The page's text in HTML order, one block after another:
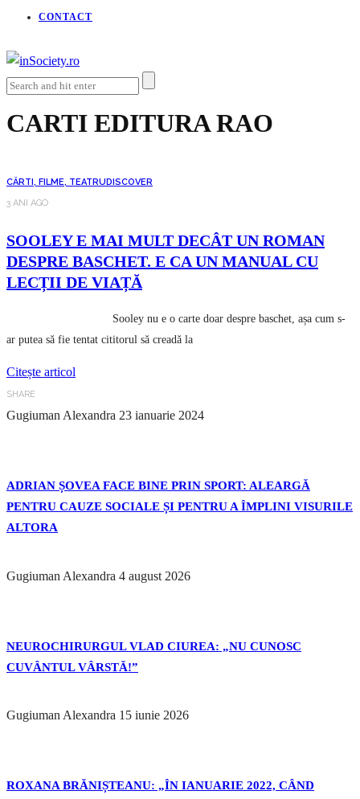
CONTACT
CARTI EDITURA RAO
CĂRTI, FILME, TEATRUDISCOVER
3 ANI AGO
SOOLEY E MAI MULT DECÂT UN ROMAN
DESPRE BASCHET. E CA UN MANUAL CU
LECȚII DE VIAȚĂ
Sooley nu e o carte doar despre baschet, așa cum s-
ar putea să fie tentat cititorul să creadă la
Citește articol
SHARE
Gugiuman Alexandra 23 ianuarie 2024
ADRIAN ȘOVEA FACE BINE PRIN SPORT: ALEARGĂ
PENTRU CAUZE SOCIALE ȘI PENTRU A ÎMPLINI VISURILE
ALTORA
Gugiuman Alexandra 4 august 2026
NEUROCHIRURGUL VLAD CIUREA: „NU CUNOSC
CUVÂNTUL VÂRSTĂ!”
Gugiuman Alexandra 15 iunie 2026
ROXANA BRĂNIȘTEANU: „ÎN IANUARIE 2022, CÂND